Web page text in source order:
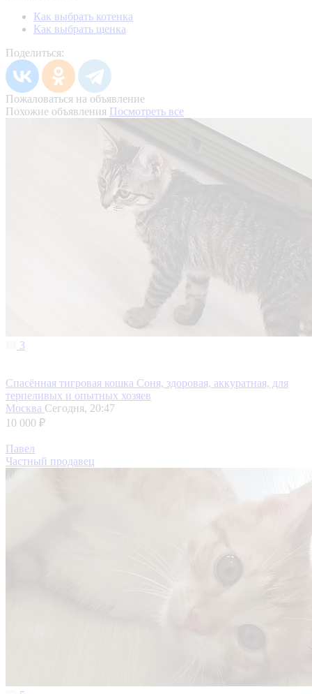
Как выбрать котенка
Как выбрать щенка
Поделиться:
Пожаловаться на объявление
Похожие объявления Посмотреть все
3
Спасённая тигровая кошка Соня, здоровая, аккуратная, для
терпеливых и опытных хозяев
Москва Сегодня, 20:47
10 000 ₽
Павел
Частный продавец